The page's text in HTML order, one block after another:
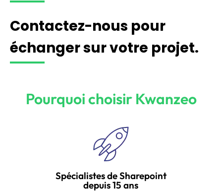
Contactez-nous pour
échanger sur votre projet.
Pourquoi choisir Kwanzeo
Spécialistes de Sharepoint
depuis 15 ans